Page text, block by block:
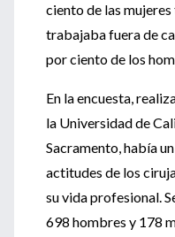
ciento de las
trabajaba fuera de
por ciento de los
En la encuesta,
la Universidad de
Sacramento, había
actitudes de los
su vida profesional.
698 hombres y 178